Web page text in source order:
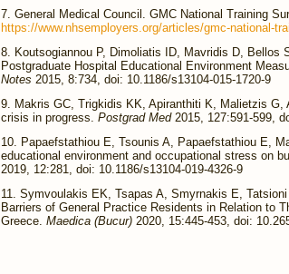
General Medical Council. GMC National Training
https://www.nhsemployers.org/articles/gmc-national-
Koutsogiannou P, Dimoliatis ID, Mavridis D,
Postgraduate Hospital Educational Environment
Notes 2015, 8:734, doi: 10.1186/s13104-015-1720-9
Makris GC, Trigkidis KK, Apiranthiti K, Malietzis
crisis in progress. Postgrad Med 2015, 127:591-599,
Papaefstathiou E, Tsounis A, Papaefstathiou E,
educational environment and occupational stress on
2019, 12:281, doi: 10.1186/s13104-019-4326-9
Symvoulakis EK, Tsapas A, Smyrnakis E,
Barriers of General Practice Residents in Relation to
Greece. Maedica (Bucur) 2020, 15:445-453, doi: